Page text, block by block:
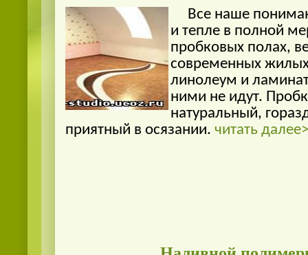
Все наше
и тепле в полной
пробковых полах,
современных
линолеум и
ними не идут.
натуральный,
приятный в осязании. читать